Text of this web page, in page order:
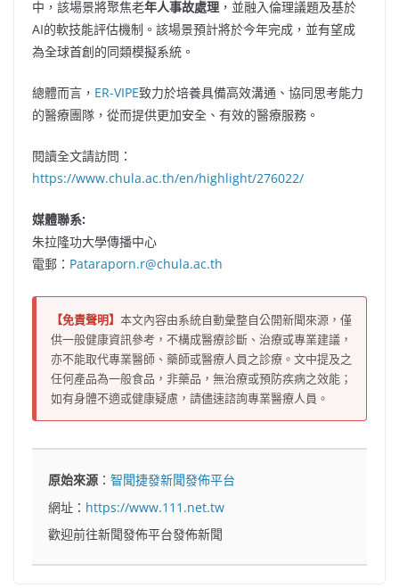
中，該場景將聚焦老年人事故處理 ，並融入倫理議題及基於
AI的軟技能評估機制。該場景預計將於今年完成，並有望成
為全球首創的同類模擬系統。
總體而言， ER-VIPE致力於培養具備高效溝通、協同思考能力
的醫療團隊，從而提供更加安全、有效的醫療服務。
閱讀全文請訪問：
https://www.chula.ac.th/en/highlight/276022/
媒體聯系:
朱拉隆功大學傳播中心
電郵： Pataraporn.r@chula.ac.th
【免責聲明】 本文內容由系統自動彙整自公開新聞來源，僅
供一般健康資訊參考，不構成醫療診斷、治療或專業建議，
亦不能取代專業醫師、藥師或醫療人員之診療。文中提及之
任何產品為一般食品，非藥品，無治療或預防疾病之效能；
如有身體不適或健康疑慮，請儘速諮詢專業醫療人員。
原始來源 ：智聞捷發新聞發佈平台
網址： https://www.111.net.tw
歡迎前往新聞發佈平台發佈新聞